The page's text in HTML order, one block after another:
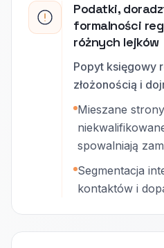
Podatki,
formalności
różnych lejków
Popyt księgowy
złożonością i
Mieszane
spowalniają
Segmentacja
kontaktów i